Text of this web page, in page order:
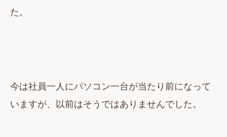
た。
今は社員一人にパソコン一台が当たり前になって
いますが、以前はそうではありませんでした。